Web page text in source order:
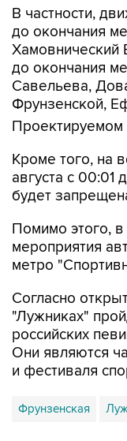
В частности,
до окончания
Хамовнический
до окончания
Савельева,
Фрунзенской,
Кроме того, на
августа с 00:01
будет
Помимо этого,
мероприятия
метро
Согласно
"Лужниках"
российских
Они являются
и фестиваля
Фрунзенская